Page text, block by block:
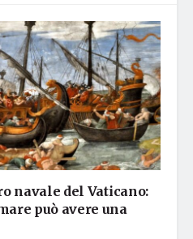
navale del Vaticano:
può avere una